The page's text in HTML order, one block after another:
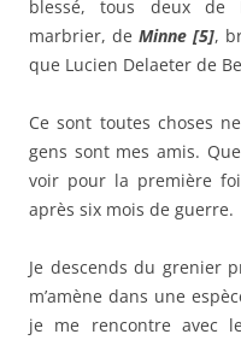
blessé, tous deux de
marbrier, deMinne [5],
que Lucien Delaeter de
Ce sont toutes choses
gens sont mes amis.
voir pour la première
après six mois de guerre.
Je descends du grenier
m’amène dans une
je me rencontre avec